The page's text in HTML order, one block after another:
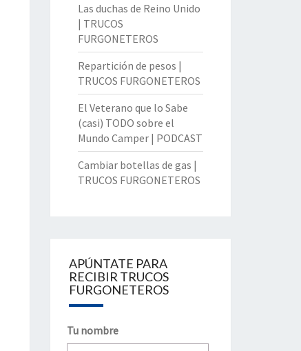
Las duchas de Reino Unido
| TRUCOS
FURGONETEROS
Repartición de pesos |
TRUCOS FURGONETEROS
El Veterano que lo Sabe
(casi) TODO sobre el
Mundo Camper | PODCAST
Cambiar botellas de gas |
TRUCOS FURGONETEROS
APÚNTATE PARA
RECIBIR TRUCOS
FURGONETEROS
Tu nombre